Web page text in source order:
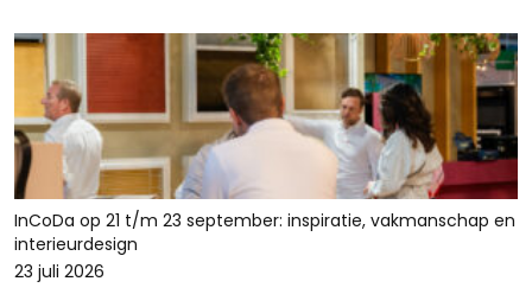
InCoDa op 21 t/m 23 september: inspiratie, vakmanschap en
interieurdesign
23 juli 2026